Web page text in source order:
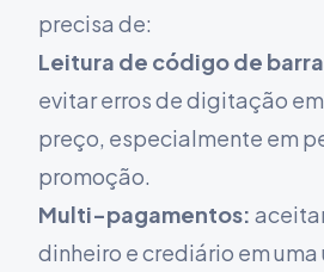
precisa de:
Leitura de código de
evitar erros de digitação
preço, especialmente em
promoção.
Multi-pagamentos:
dinheiro e crediário em